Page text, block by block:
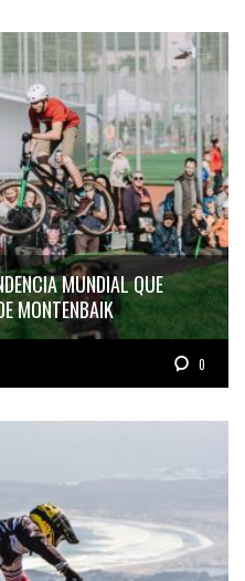
MUNDIAL QUE
MONTENBAIK
0